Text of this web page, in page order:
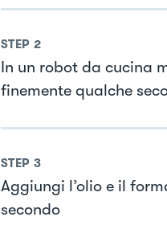
STEP 2
In un robot da cucina
finemente qualche
STEP 3
Aggiungi l’olio e il
secondo